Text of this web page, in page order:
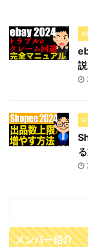
説
メンバー紹介